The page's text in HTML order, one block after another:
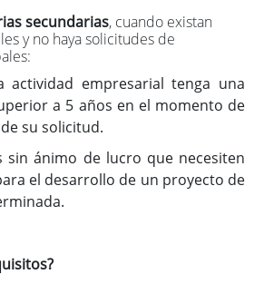
secundarias, cuando existan
y no haya solicitudes de
actividad empresarial tenga una
a 5 años en el momento de
su solicitud.
sin ánimo de lucro que necesiten
el desarrollo de un proyecto de